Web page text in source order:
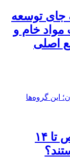
جای توسعه
مواد خام و
اصلی
جزئیات پرداخت فوق‌العاده خاص تا ۱۴